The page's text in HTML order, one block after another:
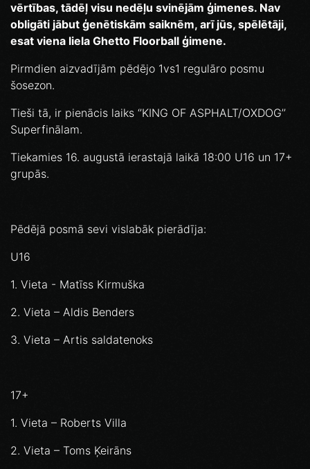
vērtības, tādēļ visu nedēļu svinējām ģimenes. Nav
obligāti jābut ģenētiskām saiknēm, arī jūs, spēlētāji,
esat viena liela Ghetto Floorball ģimene.
Pirmdien aizvadījām pēdējo 1vs1 regulāro posmu
šosezon.
Tieši tā, ir pienācis laiks ‘’KING OF ASPHALT/OXDOG’’
Superfinālam.
Tiekamies 16. augustā ierastajā laikā 18:00 U16 un 17+
grupās.
Pēdējā posmā sevi vislabāk pierādīja:
U16
1. Vieta - Matīss Kirmuška
2. Vieta – Aldis Benders
3. Vieta – Artis saldatenoks
17+
1. Vieta – Roberts Villa
2. Vieta – Toms Ķeirāns